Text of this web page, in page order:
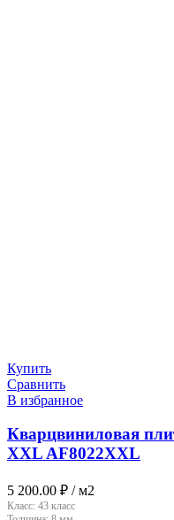
Купить
Сравнить
В избранное
Кварцвиниловая
XXL AF8022XXL
5 200.00 ₽ / м2
Класс: 43 класс